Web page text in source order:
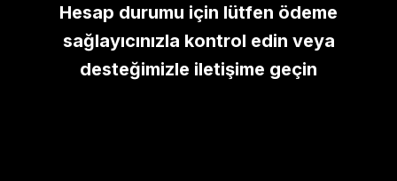
Hesap durumu için lütfen ödeme
sağlayıcınızla kontrol edin veya
desteğimizle iletişime geçin